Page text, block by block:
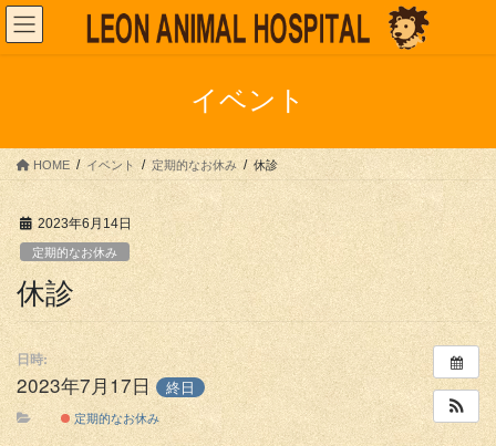
コ
ン
ス
キ
ッ
プ
ナ
ビ
ン
に
移
動
イベント
HOME イベント 定期的なお休み 休診
2023年6月14日
定期的なお休み
休診
日時:
2023年7月17日 終日
定期的なお休み